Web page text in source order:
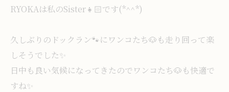
RYOKAは私のSister👧🏻です(*^^*)
久しぶりのドックラン🐾にワンコたち🐶も走り回って楽
しそうでした✨️
日中も良い気候になってきたのでワンコたち🐶も快適で
すね✨️